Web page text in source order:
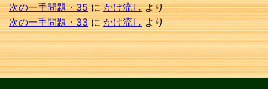
次の一手問題・35にかけ流しより
次の一手問題・33にかけ流しより